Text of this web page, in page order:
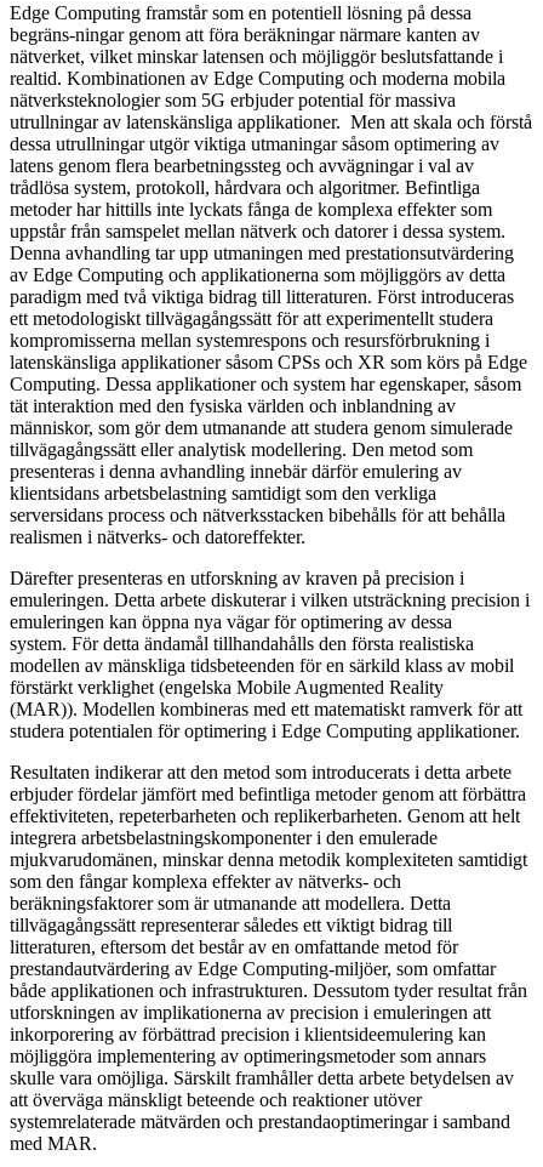
Edge Computing framstår som en potentiell lösning på dessa
begräns-ningar genom att föra beräkningar närmare kanten av
nätverket, vilket minskar latensen och möjliggör beslutsfattande i
realtid. Kombinationen av Edge Computing och moderna mobila
nätverksteknologier som 5G erbjuder potential för massiva
utrullningar av latenskänsliga applikationer. Men att skala och förstå
dessa utrullningar utgör viktiga utmaningar såsom optimering av
latens genom flera bearbetningssteg och avvägningar i val av
trådlösa system, protokoll, hårdvara och algoritmer. Befintliga
metoder har hittills inte lyckats fånga de komplexa effekter som
uppstår från samspelet mellan nätverk och datorer i dessa system.
Denna avhandling tar upp utmaningen med prestationsutvärdering
av Edge Computing och applikationerna som möjliggörs av detta
paradigm med två viktiga bidrag till litteraturen. Först introduceras
ett metodologiskt tillvägagångssätt för att experimentellt studera
kompromisserna mellan systemrespons och resursförbrukning i
latenskänsliga applikationer såsom CPSs och XR som körs på Edge
Computing. Dessa applikationer och system har egenskaper, såsom
tät interaktion med den fysiska världen och inblandning av
människor, som gör dem utmanande att studera genom simulerade
tillvägagångssätt eller analytisk modellering. Den metod som
presenteras i denna avhandling innebär därför emulering av
klientsidans arbetsbelastning samtidigt som den verkliga
serversidans process och nätverksstacken bibehålls för att behålla
realismen i nätverks- och datoreffekter.
Därefter presenteras en utforskning av kraven på precision i
emuleringen. Detta arbete diskuterar i vilken utsträckning precision i
emuleringen kan öppna nya vägar för optimering av dessa
system. För detta ändamål tillhandahålls den första realistiska
modellen av mänskliga tidsbeteenden för en särkild klass av mobil
förstärkt verklighet (engelska Mobile Augmented Reality
(MAR)). Modellen kombineras med ett matematiskt ramverk för att
studera potentialen för optimering i Edge Computing applikationer.
Resultaten indikerar att den metod som introducerats i detta arbete
erbjuder fördelar jämfört med befintliga metoder genom att förbättra
effektiviteten, repeterbarheten och replikerbarheten. Genom att helt
integrera arbetsbelastningskomponenter i den emulerade
mjukvarudomänen, minskar denna metodik komplexiteten samtidigt
som den fångar komplexa effekter av nätverks- och
beräkningsfaktorer som är utmanande att modellera. Detta
tillvägagångssätt representerar således ett viktigt bidrag till
litteraturen, eftersom det består av en omfattande metod för
prestandautvärdering av Edge Computing-miljöer, som omfattar
både applikationen och infrastrukturen. Dessutom tyder resultat från
utforskningen av implikationerna av precision i emuleringen att
inkorporering av förbättrad precision i klientsideemulering kan
möjliggöra implementering av optimeringsmetoder som annars
skulle vara omöjliga. Särskilt framhåller detta arbete betydelsen av
att överväga mänskligt beteende och reaktioner utöver
systemrelaterade mätvärden och prestandaoptimeringar i samband
med MAR.